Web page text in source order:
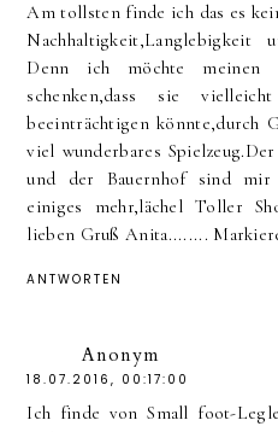
Am tollsten finde ich das es
Denn ich möchte meinen
schenken,dass sie
beeinträchtigen könnte,durch
viel wunderbares
und der Bauernhof sind mir
einiges mehr,lächel Toller
lieben Gruß Anita........
ANTWORTEN
Anonym
18.07.2016, 00:17:00
Ich finde von Small foot-